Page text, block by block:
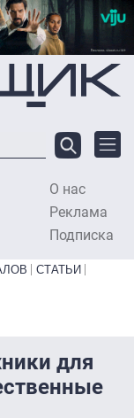
О нас
Реклама
Подписка
СТАТЬИ
для